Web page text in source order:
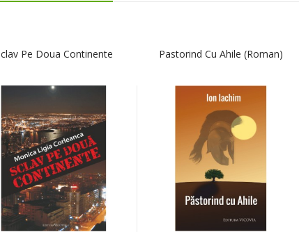
Pe Doua Continente Pastorind Cu Ahile (roman)